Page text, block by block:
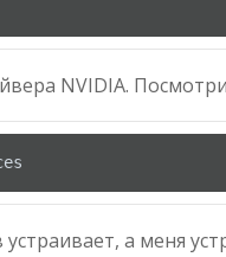
NVIDIA.
а меня